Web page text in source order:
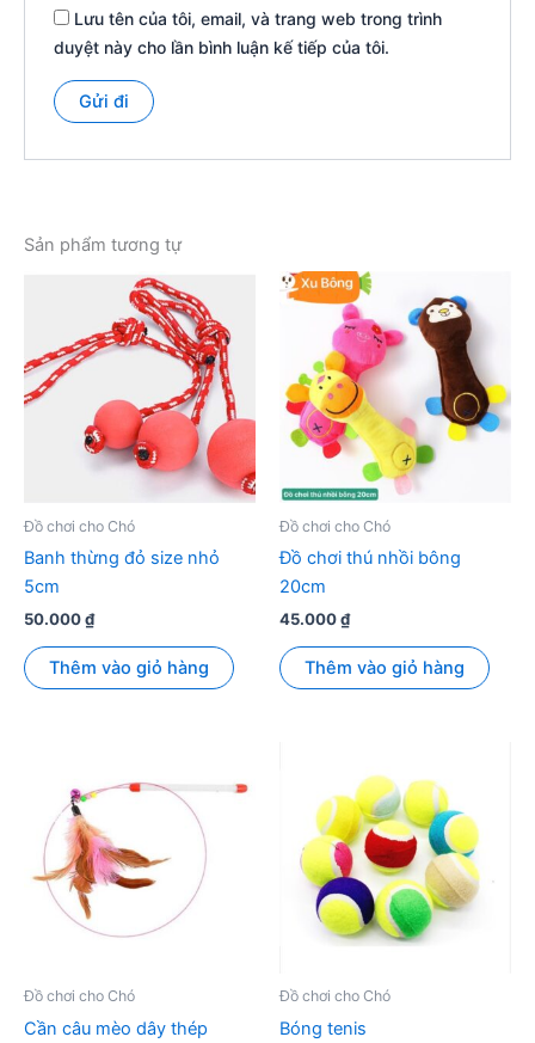
Lưu tên của tôi, email, và trang web trong trình
duyệt này cho lần bình luận kế tiếp của tôi.
Sản phẩm tương tự
Đồ chơi cho Chó
Banh thừng đỏ size nhỏ
5cm
50.000₫
Thêm vào giỏ hàng
Đồ chơi cho Chó
Đồ chơi thú nhồi bông
20cm
45.000₫
Thêm vào giỏ hàng
Đồ chơi cho Chó
Cần câu mèo dây thép
Đồ chơi cho Chó
Bóng tenis